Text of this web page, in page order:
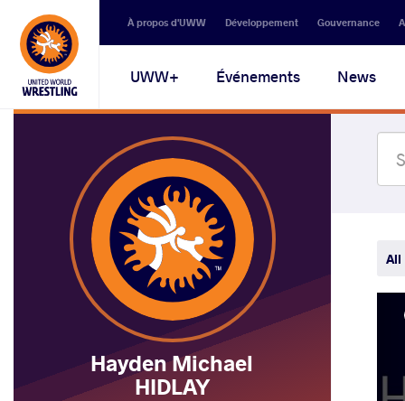
Secondary
navigation
À propos d'UWW Développement Gouvernance
Main
navigation
UWW+ Événements News
Hayden Michael
HIDLAY
All